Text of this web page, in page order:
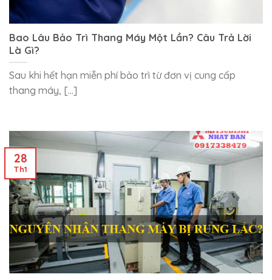
Bao Lâu Bảo Trì Thang Máy Một Lần? Câu Trả Lời
Là Gì?
Sau khi hết hạn miễn phí bảo trì từ đơn vị cung cấp
thang máy, [...]
28
Th1